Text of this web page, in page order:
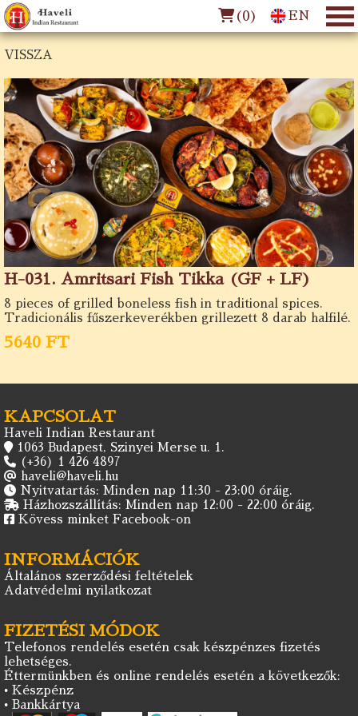
(0) EN
VISSZA
H-031. Amritsari Fish Tikka (GF + LF)
8 pieces of grilled boneless fish in traditional spices.
Tradicionális fűszerkeverékben grillezett 8 darab halfilé.
5640 FT
KAPCSOLAT
Haveli Indian Restaurant
1063 Budapest, Szinyei Merse u. 1.
(+36) 1 426 4897
haveli@haveli.hu
Nyitvatartás: Minden nap 11:30 - 23:00 óráig.
Házhozszállítás: Minden nap 12:00 - 22:00 óráig.
Kövess minket Facebook-on
INFORMÁCIÓK
Általános szerződési feltételek
Adatvédelmi nyilatkozat
FIZETÉSI MÓDOK
Telefonos rendelés esetén csak készpénzes fizetés
lehetséges.
Éttermünkben és online rendelés esetén a következők:
• Készpénz
• Bankkártya